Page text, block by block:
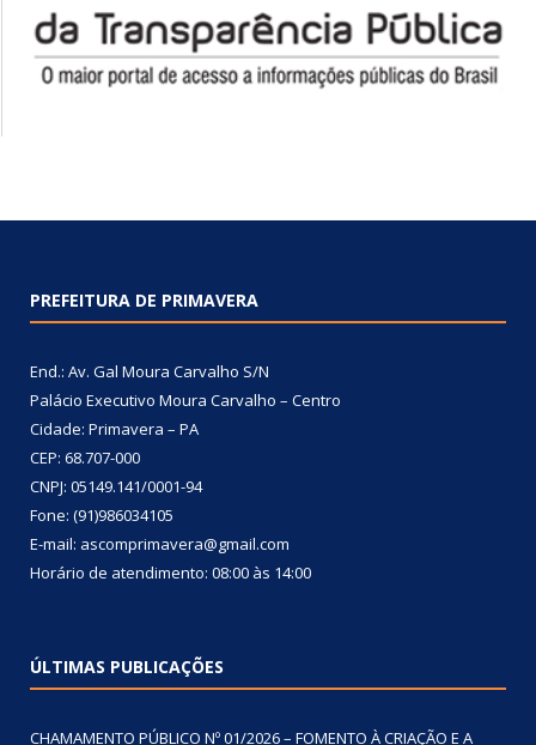
PREFEITURA DE PRIMAVERA
End.: Av. Gal Moura Carvalho S/N
Palácio Executivo Moura Carvalho – Centro
Cidade: Primavera – PA
CEP: 68.707-000
CNPJ: 05149.141/0001-94
Fone: (91)986034105
E-mail: ascomprimavera@gmail.com
Horário de atendimento: 08:00 às 14:00
ÚLTIMAS PUBLICAÇÕES
CHAMAMENTO PÚBLICO Nº 01/2026 – FOMENTO À CRIAÇÃO E A